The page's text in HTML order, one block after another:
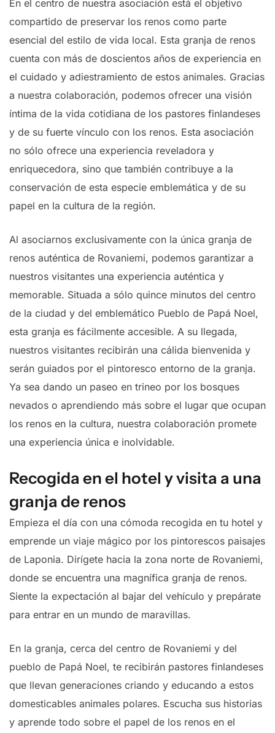
En el centro de nuestra asociación está el objetivo
compartido de preservar los renos como parte
esencial del estilo de vida local. Esta granja de renos
cuenta con más de doscientos años de experiencia en
el cuidado y adiestramiento de estos animales. Gracias
a nuestra colaboración, podemos ofrecer una visión
íntima de la vida cotidiana de los pastores finlandeses
y de su fuerte vínculo con los renos. Esta asociación
no sólo ofrece una experiencia reveladora y
enriquecedora, sino que también contribuye a la
conservación de esta especie emblemática y de su
papel en la cultura de la región.
Al asociarnos exclusivamente con la única granja de
renos auténtica de Rovaniemi, podemos garantizar a
nuestros visitantes una experiencia auténtica y
memorable. Situada a sólo quince minutos del centro
de la ciudad y del emblemático Pueblo de Papá Noel,
esta granja es fácilmente accesible. A su llegada,
nuestros visitantes recibirán una cálida bienvenida y
serán guiados por el pintoresco entorno de la granja.
Ya sea dando un paseo en trineo por los bosques
nevados o aprendiendo más sobre el lugar que ocupan
los renos en la cultura, nuestra colaboración promete
una experiencia única e inolvidable.
Recogida en el hotel y visita a una
granja de renos
Empieza el día con una cómoda recogida en tu hotel y
emprende un viaje mágico por los pintorescos paisajes
de Laponia. Dirígete hacia la zona norte de Rovaniemi,
donde se encuentra una magnífica granja de renos.
Siente la expectación al bajar del vehículo y prepárate
para entrar en un mundo de maravillas.
En la granja, cerca del centro de Rovaniemi y del
pueblo de Papá Noel, te recibirán pastores finlandeses
que llevan generaciones criando y educando a estos
domesticables animales polares. Escucha sus historias
y aprende todo sobre el papel de los renos en el